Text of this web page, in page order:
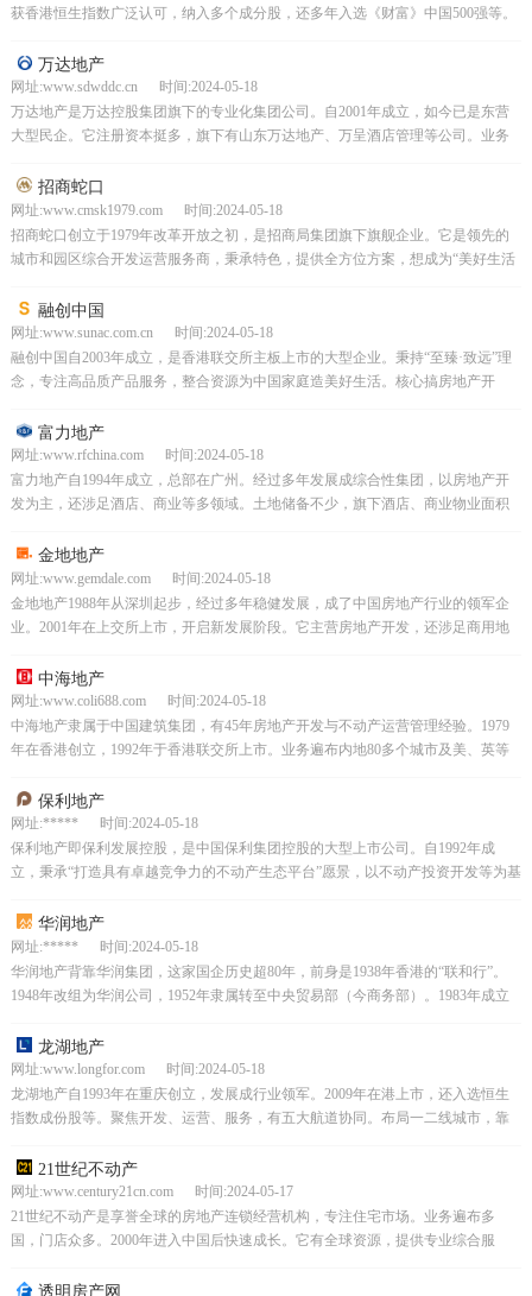
获香港恒生指数广泛认可，纳入多个成分股，还多年入选《财富》中国500强等。
万达地产
网址:www.sdwddc.cn 时间:2024-05-18
万达地产是万达控股集团旗下的专业化集团公司。自2001年成立，如今已是东营
大型民企。它注册资本挺多，旗下有山东万达地产、万呈酒店管理等公司。业务
招商蛇口
网址:www.cmsk1979.com 时间:2024-05-18
招商蛇口创立于1979年改革开放之初，是招商局集团旗下旗舰企业。它是领先的
城市和园区综合开发运营服务商，秉承特色，提供全方位方案，想成为“美好生活
融创中国
网址:www.sunac.com.cn 时间:2024-05-18
融创中国自2003年成立，是香港联交所主板上市的大型企业。秉持“至臻·致远”理
念，专注高品质产品服务，整合资源为中国家庭造美好生活。核心搞房地产开
富力地产
网址:www.rfchina.com 时间:2024-05-18
富力地产自1994年成立，总部在广州。经过多年发展成综合性集团，以房地产开
发为主，还涉足酒店、商业等多领域。土地储备不少，旗下酒店、商业物业面积
金地地产
网址:www.gemdale.com 时间:2024-05-18
金地地产1988年从深圳起步，经过多年稳健发展，成了中国房地产行业的领军企
业。2001年在上交所上市，开启新发展阶段。它主营房地产开发，还涉足商用地
中海地产
网址:www.coli688.com 时间:2024-05-18
中海地产隶属于中国建筑集团，有45年房地产开发与不动产运营管理经验。1979
年在香港创立，1992年于香港联交所上市。业务遍布内地80多个城市及美、英等
保利地产
网址:***** 时间:2024-05-18
保利地产即保利发展控股，是中国保利集团控股的大型上市公司。自1992年成
立，秉承“打造具有卓越竞争力的不动产生态平台”愿景，以不动产投资开发等为基
华润地产
网址:***** 时间:2024-05-18
华润地产背靠华润集团，这家国企历史超80年，前身是1938年香港的“联和行”。
1948年改组为华润公司，1952年隶属转至中央贸易部（今商务部）。1983年成立
龙湖地产
网址:www.longfor.com 时间:2024-05-18
龙湖地产自1993年在重庆创立，发展成行业领军。2009年在港上市，还入选恒生
指数成份股等。聚焦开发、运营、服务，有五大航道协同。布局一二线城市，靠
21世纪不动产
网址:www.century21cn.com 时间:2024-05-17
21世纪不动产是享誉全球的房地产连锁经营机构，专注住宅市场。业务遍布多
国，门店众多。2000年进入中国后快速成长。它有全球资源，提供专业综合服
透明房产网